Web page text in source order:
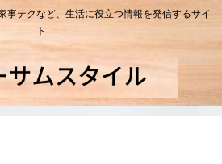
事テクなど、生活に役立つ情報を発信するサイ
ト